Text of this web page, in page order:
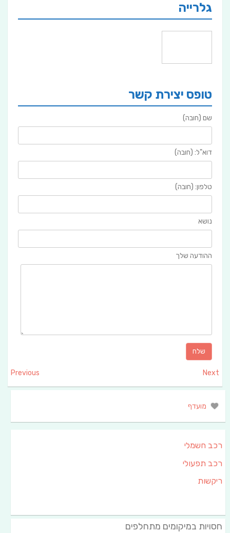
גלרייה
טופס יצירת קשר
שם (חובה)
דוא"ל: (חובה)
טלפון: (חובה)
נושא
ההודעה שלך
Previous Next
מועדף
רכב חשמלי
רכב תפעולי
ריקשות
חסויות במיקומים מתחלפים